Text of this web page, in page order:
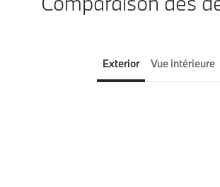
Exterior Vue intérieure